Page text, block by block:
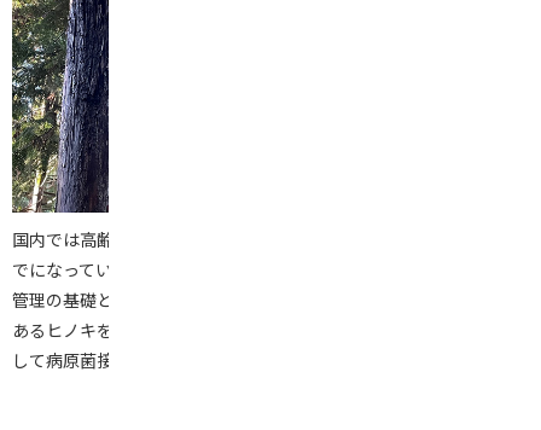
国内では高齢林が増加し、全国の人工林面積のうち51％を占めるま
でになっている。しかし高齢林での森林病害の発生パターンや病害
管理の基礎となる知見は乏しい。本申請では代表的な人工林樹種で
あるヒノキを対象に、漏脂症状樹病の発病プロセスの把握を目的と
して病原菌接種の実験系確立を目指す。